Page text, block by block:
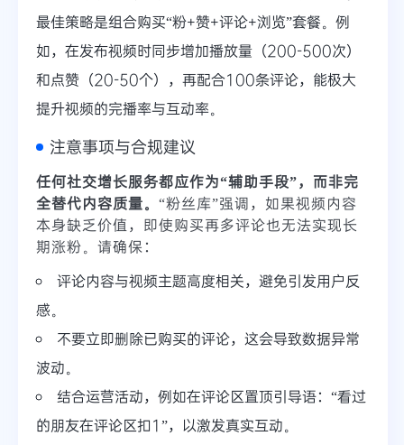
最佳策略是组合购买“粉+赞+评论+浏览”套餐。例
如，在发布视频时同步增加播放量（200-500次）
和点赞（20-50个），再配合100条评论，能极大
提升视频的完播率与互动率。
注意事项与合规建议
任何社交增长服务都应作为“辅助手段”，而非完
全替代内容质量。 “粉丝库”强调，如果视频内容
本身缺乏价值，即使购买再多评论也无法实现长
期涨粉。请确保：
评论内容与视频主题高度相关，避免引发用户反
感。
不要立即删除已购买的评论，这会导致数据异常
波动。
结合运营活动，例如在评论区置顶引导语：“看过
的朋友在评论区扣1”，以激发真实互动。